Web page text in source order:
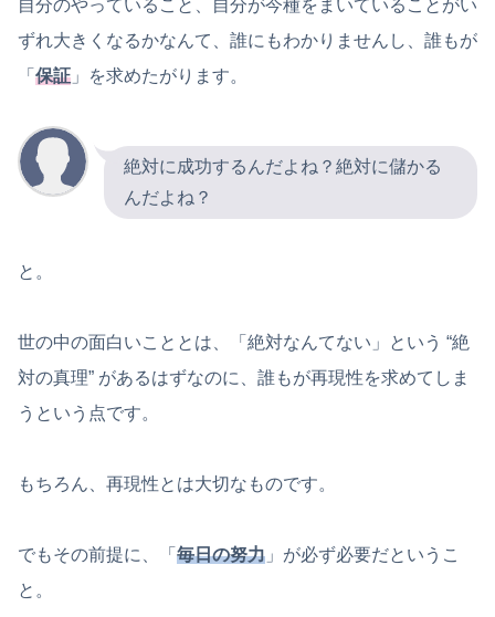
自分のやっていること、自分が今種をまいていることがい
ずれ大きくなるかなんて、誰にもわかりませんし、誰もが
「 保証 」を求めたがります。
絶対に成功するんだよね？絶対に儲かる
んだよね？
と。
世の中の面白いこととは、「絶対なんてない」という “絶
対の真理” があるはずなのに、誰もが再現性を求めてしま
うという点です。
もちろん、再現性とは大切なものです。
でもその前提に、「 毎日の努力 」が必ず必要だというこ
と。